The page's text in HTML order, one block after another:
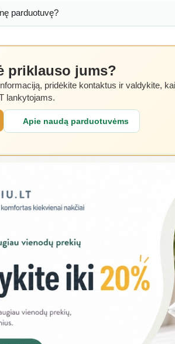
parduotuvę?
priklauso jums?
pridėkite kontaktus ir valdykite,
lankytojams.
Apie naudą parduotuvėms